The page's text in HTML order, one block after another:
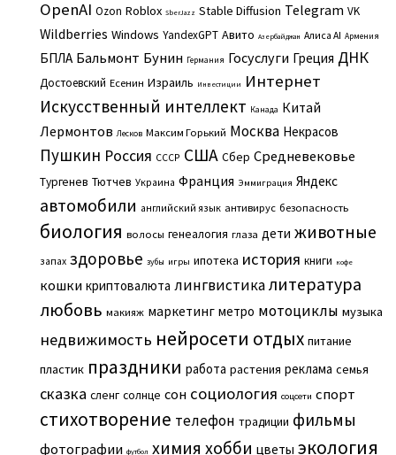
OpenAI Ozon Roblox SberJazz Stable Diffusion Telegram VK
Wildberries Windows YandexGPT Авито Азербайджан Алиса AI Армения
БПЛА Бальмонт Бунин Германия Госуслуги Греция ДНК
Достоевский Есенин Израиль Инвестиции Интернет
Искусственный интеллект Канада Китай
Лермонтов Лесков Максим Горький Москва Некрасов
Пушкин Россия СССР США Сбер Средневековье
Тургенев Тютчев Украина Франция Эммиграция Яндекс
автомобили английский язык антивирус безопасность
биология волосы генеалогия глаза дети животные
запах здоровье зубы игры ипотека история книги кофе
кошки криптовалюта лингвистикалитература
любовь макияж маркетинг метро мотоциклы музыка
недвижимость нейросети отдых питание
пластик праздники работа растения реклама семья
сказка сленг солнце сон социология соцсети спорт
стихотворение телефон традиции фильмы
фотографии футбол химия хобби цветы экология